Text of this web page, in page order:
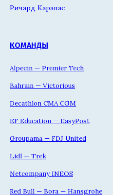
Ричард Карапас
КОМАНДЫ
Alpecin — Premier Tech
Bahrain — Victorious
Decathlon CMA CGM
EF Education — EasyPost
Groupama — FDJ United
Lidl — Trek
Netcompany INEOS
Red Bull — Bora — Hansgrohe